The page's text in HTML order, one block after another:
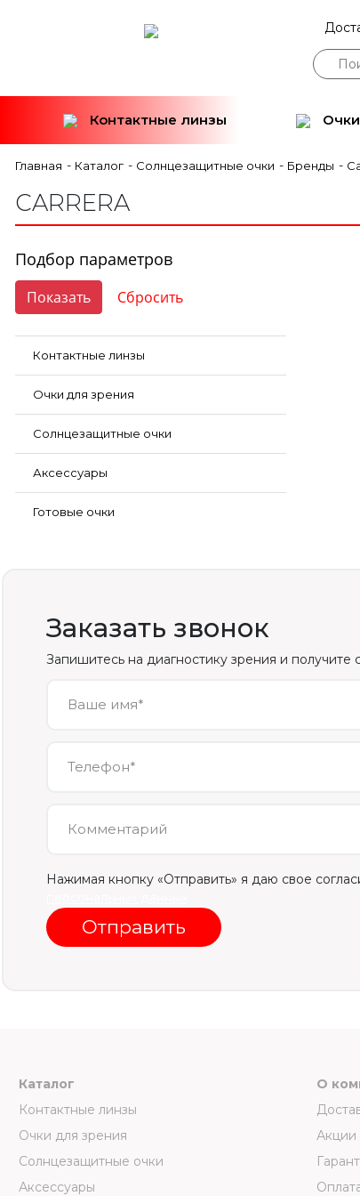
Контактные линзы
Главная - Каталог - Солнцезащитные очки - Бренды -
CARRERA
Подбор параметров
Контактные линзы
Очки для зрения
Солнцезащитные очки
Аксессуары
Готовые очки
Заказать звонок
Запишитесь на диагностику зрения и получите
Ваше имя*
Телефон*
Комментарий
Нажимая кнопку «Отправить» я даю свое
Отправить
Каталог
Контактные линзы
Очки для зрения
Солнцезащитные очки
Аксессуары
О
Акции